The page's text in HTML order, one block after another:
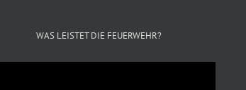
WAS LEISTET DIE FEUERWEHR?